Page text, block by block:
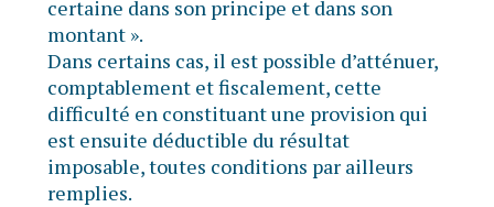
certaine dans son principe et dans son
montant ».
Dans certains cas, il est possible d’atténuer,
comptablement et fiscalement, cette
difficulté en constituant une provision qui
est ensuite déductible du résultat
imposable, toutes conditions par ailleurs
remplies.